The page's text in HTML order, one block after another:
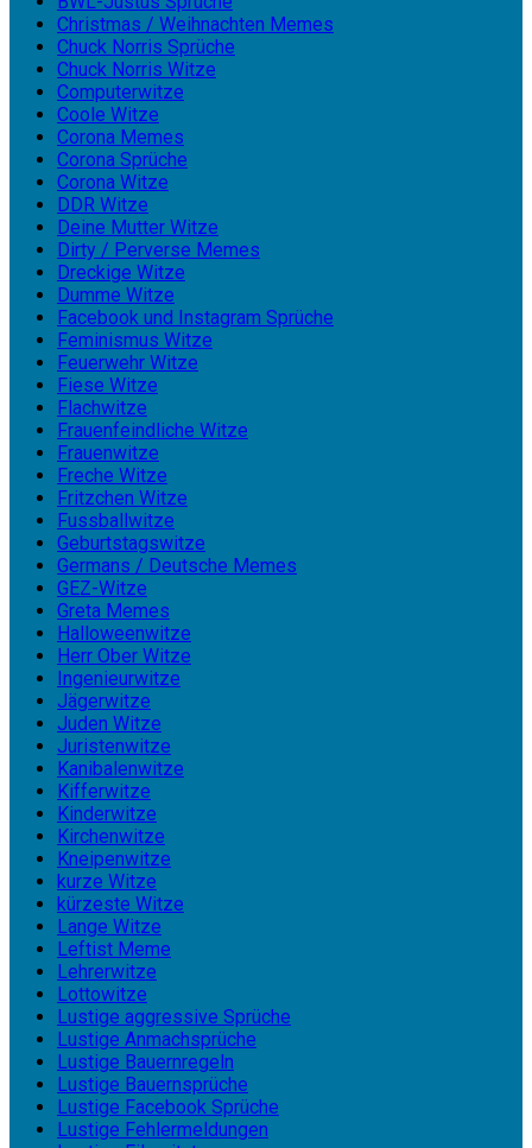
Christmas / Weihnachten Memes
Chuck Norris Sprüche
Chuck Norris Witze
Computerwitze
Coole Witze
Corona Memes
Corona Sprüche
Corona Witze
DDR Witze
Deine Mutter Witze
Dirty / Perverse Memes
Dreckige Witze
Dumme Witze
Facebook und Instagram Sprüche
Feminismus Witze
Feuerwehr Witze
Fiese Witze
Flachwitze
Frauenfeindliche Witze
Frauenwitze
Freche Witze
Fritzchen Witze
Fussballwitze
Geburtstagswitze
Germans / Deutsche Memes
GEZ-Witze
Greta Memes
Halloweenwitze
Herr Ober Witze
Ingenieurwitze
Jägerwitze
Juden Witze
Juristenwitze
Kanibalenwitze
Kifferwitze
Kinderwitze
Kirchenwitze
Kneipenwitze
kurze Witze
kürzeste Witze
Lange Witze
Leftist Meme
Lehrerwitze
Lottowitze
Lustige aggressive Sprüche
Lustige Anmachsprüche
Lustige Bauernregeln
Lustige Bauernsprüche
Lustige Facebook Sprüche
Lustige Fehlermeldungen